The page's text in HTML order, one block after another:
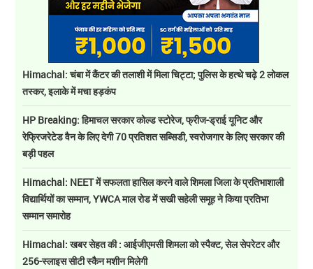
Himachal: चंबा में कैंटर की तलाशी में मिला चिट्टा; पुलिस के हत्थे चढ़े 2 लोकल
तस्कर, इलाके में मचा हड़कंप
HP Breaking: हिमाचल सरकार कोल्ड स्टोरेज, फ्रीज-ड्राई यूनिट और
रेफ्रिजरेटेड वैन के लिए देगी 70 प्रतिशत सब्सिडी, स्वरोजगार के लिए सरकार की
बड़ी पहल
Himachal: NEET में सफलता हासिल करने वाले शिमला जिला के प्रतिभाशाली
विद्यार्थियों का सम्मान, YWCA माल रोड में सखी सहेली समूह ने किया प्रतिभा
सम्मान समारोह
Himachal: खबर सेहत की : आईजीएमसी शिमला को स्पैक्ट, सेल सेपरेटर और
256-स्लाइस सीटी स्कैन मशीन मिलेगी